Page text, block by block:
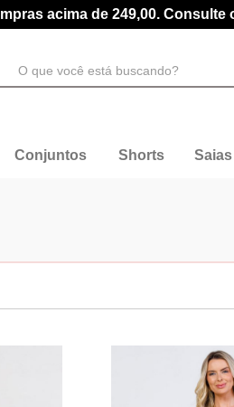
acima de 249,00. Consulte
Conjuntos Shorts Saias